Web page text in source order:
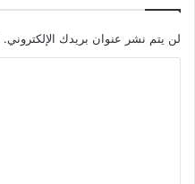
لن يتم نشر عنوان بريدك الإلكتروني.